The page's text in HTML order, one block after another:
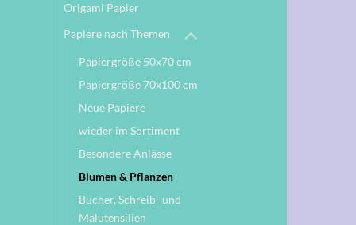
Origami Papier
Papiere nach Themen
Papiergröße 50x70 cm
Papiergröße 70x100 cm
Neue Papiere
wieder im Sortiment
Besondere Anlässe
Blumen & Pflanzen
Bücher, Schreib- und
Malutensilien